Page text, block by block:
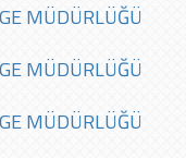
MÜDÜRLÜĞÜ
MÜDÜRLÜĞÜ
MÜDÜRLÜĞÜ